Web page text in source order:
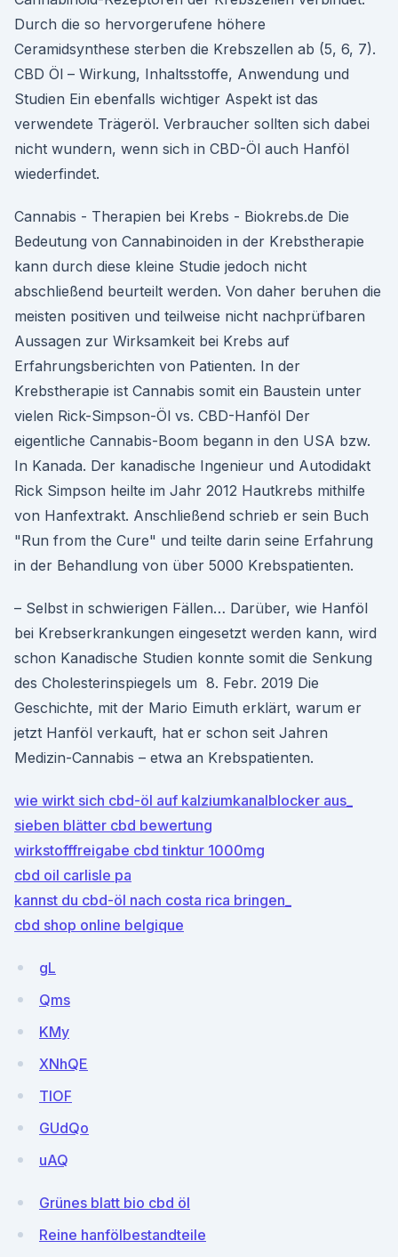
Durch die so hervorgerufene höhere
Ceramidsynthese sterben die Krebszellen ab (5, 6, 7).
CBD Öl – Wirkung, Inhaltsstoffe, Anwendung und
Studien Ein ebenfalls wichtiger Aspekt ist das
verwendete Trägeröl. Verbraucher sollten sich dabei
nicht wundern, wenn sich in CBD-Öl auch Hanföl
wiederfindet.
Cannabis - Therapien bei Krebs - Biokrebs.de Die
Bedeutung von Cannabinoiden in der Krebstherapie
kann durch diese kleine Studie jedoch nicht
abschließend beurteilt werden. Von daher beruhen die
meisten positiven und teilweise nicht nachprüfbaren
Aussagen zur Wirksamkeit bei Krebs auf
Erfahrungsberichten von Patienten. In der
Krebstherapie ist Cannabis somit ein Baustein unter
vielen Rick-Simpson-Öl vs. CBD-Hanföl Der
eigentliche Cannabis-Boom begann in den USA bzw.
In Kanada. Der kanadische Ingenieur und Autodidakt
Rick Simpson heilte im Jahr 2012 Hautkrebs mithilfe
von Hanfextrakt. Anschließend schrieb er sein Buch
"Run from the Cure" und teilte darin seine Erfahrung
in der Behandlung von über 5000 Krebspatienten.
– Selbst in schwierigen Fällen… Darüber, wie Hanföl
bei Krebserkrankungen eingesetzt werden kann, wird
schon Kanadische Studien konnte somit die Senkung
des Cholesterinspiegels um 8. Febr. 2019 Die
Geschichte, mit der Mario Eimuth erklärt, warum er
jetzt Hanföl verkauft, hat er schon seit Jahren
Medizin-Cannabis – etwa an Krebspatienten.
wie wirkt sich cbd-öl auf kalziumkanalblocker aus_
sieben blätter cbd bewertung
wirkstofffreigabe cbd tinktur 1000mg
cbd oil carlisle pa
kannst du cbd-öl nach costa rica bringen_
cbd shop online belgique
gL
Qms
KMy
XNhQE
TlOF
GUdQo
uAQ
Grünes blatt bio cbd öl
Reine hanfölbestandteile